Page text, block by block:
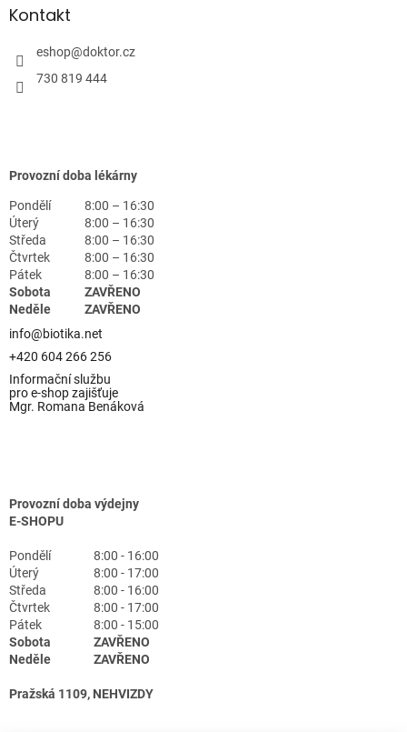
Kontakt
eshop@doktor.cz
730 819 444
Provozní doba lékárny
Pondělí
8:00 – 16:30
Úterý
8:00 – 16:30
Středa
8:00 – 16:30
Čtvrtek
8:00 – 16:30
Pátek
8:00 – 16:30
Sobota
ZAVŘENO
Neděle
ZAVŘENO
info@biotika.net
+420 604 266 256
Informační službu
pro e-shop zajišťuje
Mgr. Romana Benáková
Provozní doba výdejny
E-SHOPU
Pondělí
8:00 - 16:00
Úterý
8:00 - 17:00
Středa
8:00 - 16:00
Čtvrtek
8:00 - 17:00
Pátek
8:00 - 15:00
Sobota
ZAVŘENO
Neděle
ZAVŘENO
Pražská 1109, NEHVIZDY